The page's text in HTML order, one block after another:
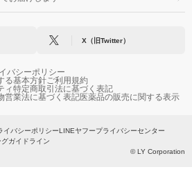
X（旧Twitter）
バシーポリシー
る基本方針ご利用規約
ィ特定商取引法に基づく表記
営業法に基づく表記医薬品の販売に関する表示
イバシーポリシーLINEヤフープライバシーセンター
ガイドライン
© LY Corporation